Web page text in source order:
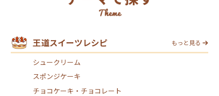
王道スイーツレシピ もっと見る
シュークリーム
スポンジケーキ
チョコケーキ・チョコレート